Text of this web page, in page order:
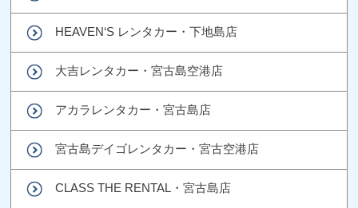
HEAVEN‘S レンタカー・下地島店
大吉レンタカー・宮古島空港店
アカラレンタカー・宮古島店
宮古島デイゴレンタカー・宮古空港店
CLASS THE RENTAL・宮古島店